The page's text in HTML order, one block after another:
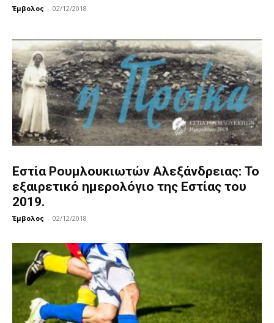
Έμβολος - 02/12/2018
Εστία Ρουμλουκιωτών Αλεξάνδρειας: Το
εξαιρετικό ημερολόγιο της Εστίας του
2019.
Έμβολος - 02/12/2018